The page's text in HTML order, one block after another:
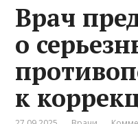
Врач
о
к